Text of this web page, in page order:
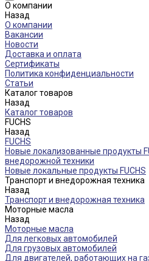
О компании
Назад
О компании
Вакансии
Новости
Доставка и оплата
Сертификаты
Политика конфиденциальности
Статьи
Каталог товаров
Назад
Каталог товаров
FUCHS
Назад
FUCHS
Новые локализованные продукты
внедорожной техники
Новые локальные продукты FUCHS
Транспорт и внедорожная техника
Назад
Транспорт и внедорожная техника
Моторные масла
Назад
Моторные масла
Для легковых автомобилей
Для грузовых автомобилей
Для двигателей, работающих на